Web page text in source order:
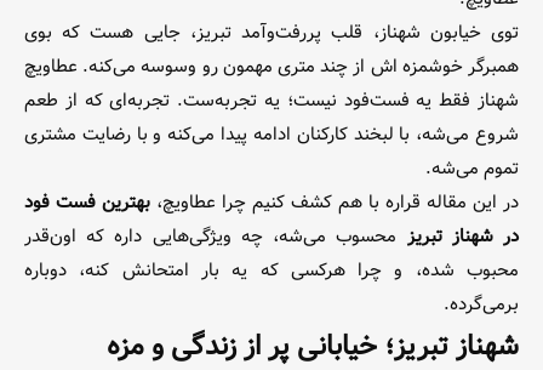
توی خیابون شهناز، قلب پررفت‌وآمد تبریز، جایی هست که بوی
همبرگر خوشمزه اش از چند متری مهمون رو وسوسه می‌کنه. عطاویچ
شهناز فقط یه فست‌فود نیست؛ یه تجربه‌ست. تجربه‌ای که از طعم
شروع می‌شه، با لبخند کارکنان ادامه پیدا می‌کنه و با رضایت مشتری
تموم می‌شه.
در این مقاله قراره با هم کشف کنیم چرا عطاویچ، بهترین فست فود
در شهناز تبریز محسوب می‌شه، چه ویژگی‌هایی داره که اون‌قدر
محبوب شده، و چرا هرکسی که یه بار امتحانش کنه، دوباره
برمی‌گرده.
شهناز تبریز؛ خیابانی پر از زندگی و مزه